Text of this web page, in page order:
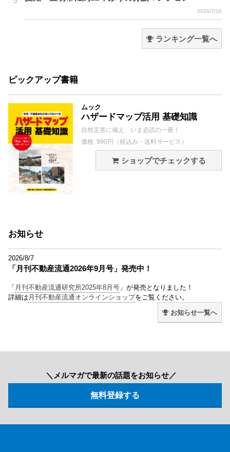
2026/7/16
ランキング一覧へ
ピックアップ書籍
ムック
ハザードマップ活用 基礎知識
自然災害に備え、いま必読の一冊！
価格: 990円（税込み・送料サービス）
ショップでチェックする
お知らせ
2026/8/7
「月刊不動産流通2026年9月号」発売中！
「 月刊不動産流通研究所2025年8月号 」が発売となりました！
詳細は 月刊不動産流通オンラインショップをご覧ください。
お知らせ一覧へ
＼メルマガで最新の話題をお知らせ／